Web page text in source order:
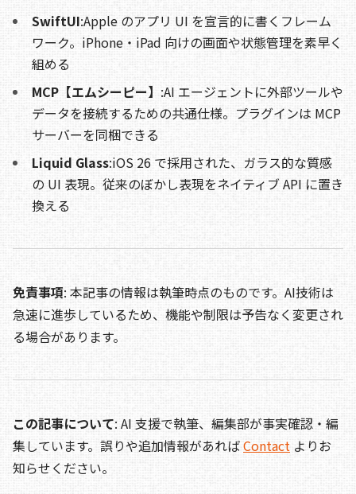
SwiftUI:Apple のアプリ UI を宣言的に書くフレーム
ワーク。iPhone・iPad 向けの画面や状態管理を素早く
組める
MCP【エムシーピー】 :AI エージェントに外部ツールや
データを接続するための共通仕様。プラグインは MCP
サーバーを同梱できる
Liquid Glass:iOS 26 で採用された、ガラス的な質感
の UI 表現。従来のぼかし表現をネイティブ API に置き
換える
免責事項: 本記事の情報は執筆時点のものです。AI技術は
急速に進歩しているため、機能や制限は予告なく変更され
る場合があります。
この記事について: AI 支援で執筆、編集部が事実確認・編
集しています。誤りや追加情報があればContact よりお
知らせください。